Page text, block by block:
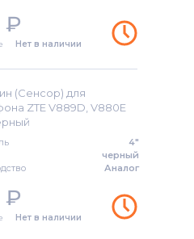
Acer
₽
Нет в наличии
(Сенсор) для
ZTE V889D, V880E
4"
черный
Аналог
₽
Нет в наличии